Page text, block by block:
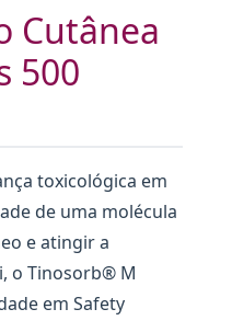
Cutânea
500
toxicológica em
de uma molécula
e atingir a
o Tinosorb® M
em Safety